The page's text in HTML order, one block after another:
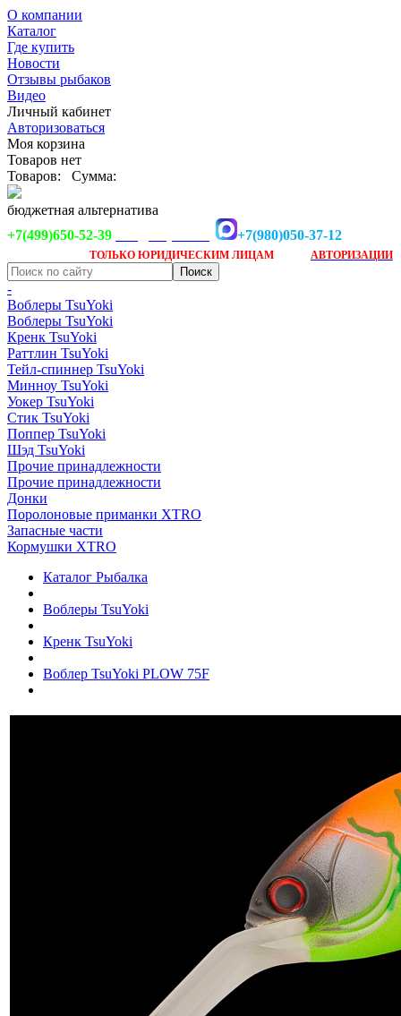
О компании
Каталог
Где купить
Новости
Отзывы рыбаков
Видео
Личный кабинет
Авторизоваться
Моя корзина
Товаров нет
Товаров:
Сумма:
бюджетная альтернатива
+7(499)650-52-39
+7(980)050-37-12
ТОЛЬКО ЮРИДИЧЕСКИМ ЛИЦАМ АВТОРИЗАЦИИ
-
Воблеры TsuYoki
Воблеры TsuYoki
Кренк TsuYoki
Раттлин TsuYoki
Тейл-спиннер TsuYoki
Минноу TsuYoki
Уокер TsuYoki
Стик TsuYoki
Поппер TsuYoki
Шэд TsuYoki
Прочие принадлежности
Прочие принадлежности
Донки
Поролоновые приманки XTRO
Запасные части
Кормушки XTRO
Каталог Рыбалка
Воблеры TsuYoki
Кренк TsuYoki
Воблер TsuYoki PLOW 75F